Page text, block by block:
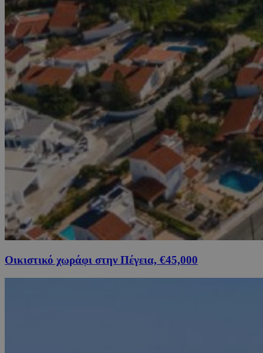
Οικιστικό χωράφι στην Πέγεια, €45,000